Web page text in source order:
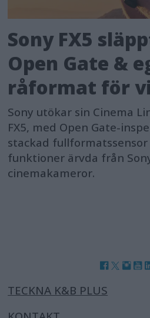
Sony FX5
Open Gate &
råformat för
Sony utökar sin Cinema
FX5, med Open Gate-
stackad fullformatssensor
funktioner ärvda från
cinemakameror.
TECKNA K&B PLUS